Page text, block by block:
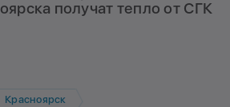
получат тепло от СГК
Красноярск